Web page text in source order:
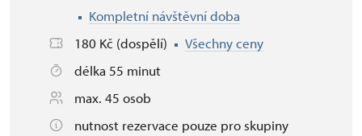
Kompletní návštěvní doba
180 Kč (dospělí)
Všechny ceny
délka 55 minut
max. 45 osob
nutnost rezervace pouze pro skupiny